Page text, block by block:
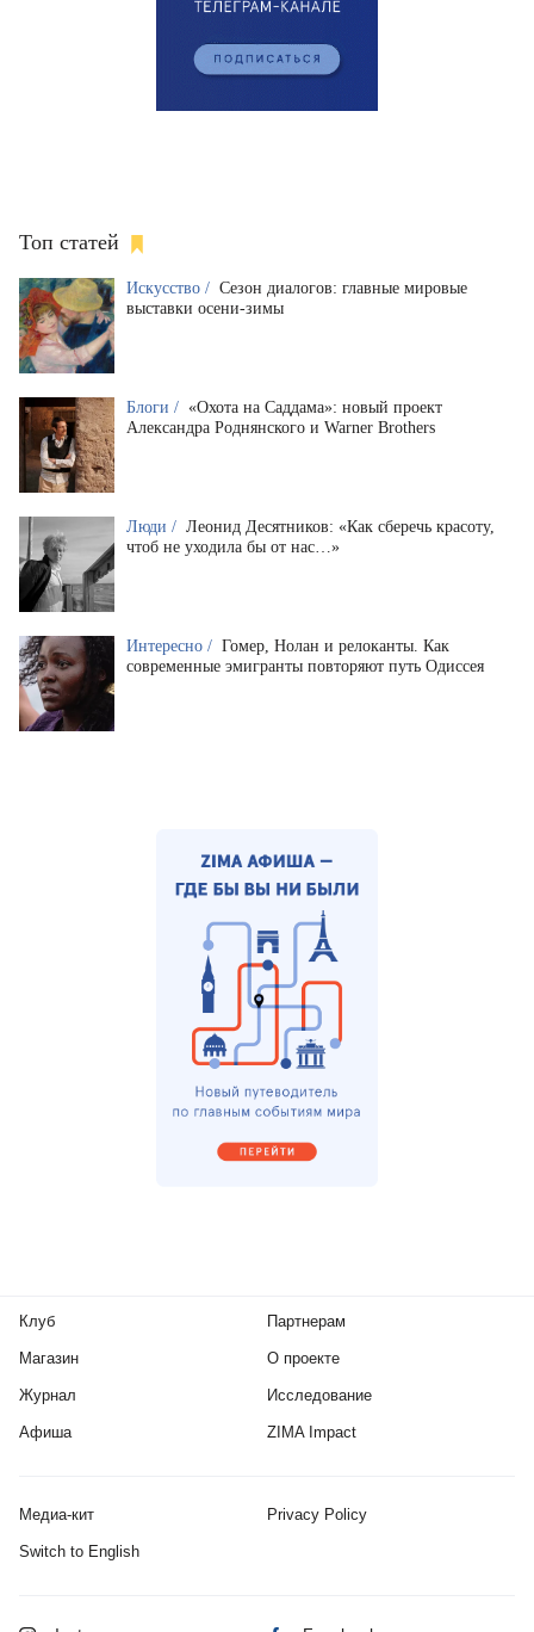
Топ статей
Искусство / Сезон диалогов: главные мировые
выставки осени-зимы
Блоги / «Охота на Саддама»: новый проект
Александра Роднянского и Warner Brothers
Люди / Леонид Десятников: «Как сберечь красоту,
чтоб не уходила бы от нас…»
Интересно / Гомер, Нолан и релоканты. Как
современные эмигранты повторяют путь Одиссея
Клуб
Магазин
Журнал
Афиша
Партнерам
О проекте
Исследование
ZIMA Impact
Медиа-кит Privacy Policy
Switch to English